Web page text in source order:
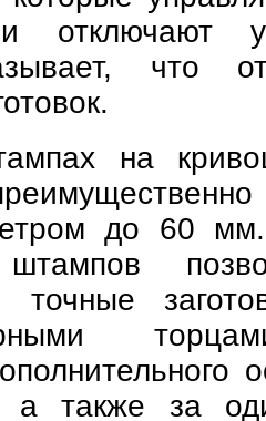
отключают
что
на
до 60
штампов
точные
также за